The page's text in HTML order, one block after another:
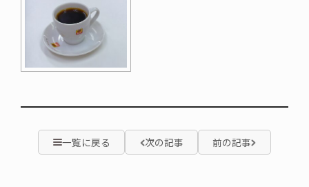
一覧に戻る 次の記事 前の記事